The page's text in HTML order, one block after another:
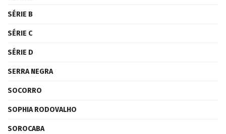
SÉRIE B
SÉRIE C
SÉRIE D
SERRA NEGRA
SOCORRO
SOPHIA RODOVALHO
SOROCABA